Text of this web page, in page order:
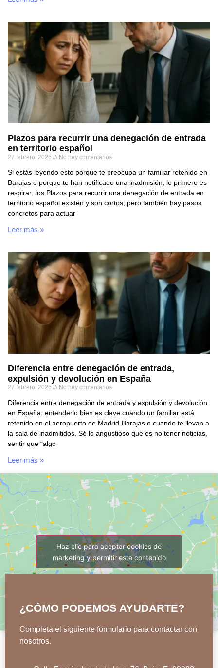
Plazos para recurrir una denegación de entrada
en territorio español
27 febrero, 2026 No hay comentarios
Si estás leyendo esto porque te preocupa un familiar retenido en
Barajas o porque te han notificado una inadmisión, lo primero es
respirar: los Plazos para recurrir una denegación de entrada en
territorio español existen y son cortos, pero también hay pasos
concretos para actuar
Leer más »
Diferencia entre denegación de entrada,
expulsión y devolución en España
27 febrero, 2026 No hay comentarios
Diferencia entre denegación de entrada y expulsión y devolución
en España: entenderlo bien es clave cuando un familiar está
retenido en el aeropuerto de Madrid-Barajas o cuando te llevan a
la sala de inadmitidos. Sé lo angustioso que es no tener noticias,
sentir que “algo
Leer más »
Haz clic para aceptar cookies de
marketing y permitir este contenido
¿CÓMO PODEMOS AYUDARTE?
Completa el siguiente formulario para contactar con
nosotros.